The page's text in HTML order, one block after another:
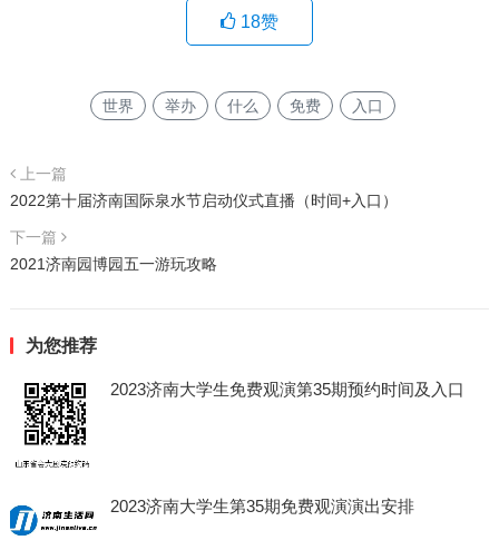
18赞
世界 举办 什么 免费 入口
上一篇
2022第十届济南国际泉水节启动仪式直播（时间+入口）
下一篇
2021济南园博园五一游玩攻略
为您推荐
2023济南大学生免费观演第35期预约时间及入口
2023济南大学生第35期免费观演演出安排